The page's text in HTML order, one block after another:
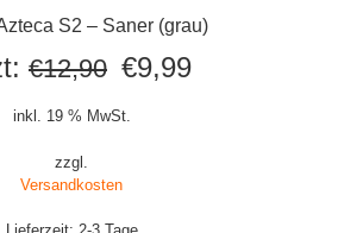
S2 – Saner (grau)
€12,90 Ursprünglicher
Preis
€12,90
€9,99Aktueller
inkl. 19 % MwSt.
zzgl.
Versandkosten